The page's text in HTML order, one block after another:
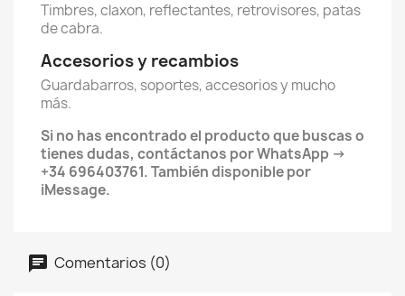
Timbres, claxon, reflectantes, retrovisores, patas
de cabra.
Accesorios y recambios
Guardabarros, soportes, accesorios y mucho
más.
Si no has encontrado el producto que buscas o
tienes dudas, contáctanos por WhatsApp →
+34 696403761. También disponible por
iMessage.
Comentarios (0)